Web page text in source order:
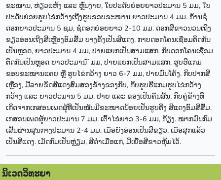
ຂະໜານ, ຫ່ຽວແຫ້ງ ແລະ ຫຼົ່ນງ່າຍ, ໃບປະດັບຍ່ອຍຍາວປະມານ 5 ມມ, ໃບ
ປະດັບຍ່ອຍຮູບໄຂ່ກວ້າງເຖີງຮູບຂອບຂະໜານ ຍາວປະມານ 4 ມມ. ກ້ານຊໍ່
ດອກຍາວປະມານ 5 ຊມ, ຊໍ່ດອກຍ່ອຍຍາວ 2-10 ມມ. ດອກສີຂາວນວນເຖີງ
ຂຽວອ່ອນເຖີງສີເຫຼືອງອົມສົ້ມ ບາງຄັ້ງເປັນສີແດງ. ກາບດອກໂຄນເຊື່ອມຕິດກັນ
ເປັນຫຼອດ, ຍາວປະມານ 4 ມມ, ປາຍແຍກເປັນສາມແສກ. ກິບດອກໂຄນເຊື່ອມ
ຕິດກັນເປັນຫຼອດ ຍາວປະມານ ໌ ມມ, ປາຍແຍກເປັນສາມແສກ, ຮູບຮີແກມ
ຂອບຂະໜານແຄບ ຫຼື ຮູບໄຂ່ກວ້າງ ຍາວ 6-7 ມມ, ປາຍມົນໂຄ້ງ. ກິບປາກສີ
ເຫຼືອງ, ມີລາຍຂິດສີແດງສົມສອງຂ້າງຂອງກິບ, ກິບຮູບຮີແກມຮູບໄຂ່ກວ້າງ
ກວ້າງ ແລະ ຍາວປະມານ 5 ມມ, ປາຍ ແລະ ຂອງເປັນຄື່ນສັ້ນ, ກິບຄູ່ຂ້າງທີ່
ເກິດຈາກເກສອນເພດຜູ້ທີ່ເປັນໜັນມີຂະໜາດນ້ອຍເປັນຮູບຕີ່ງ ສີແດງອົມສີສົ້ມ.
ເກສອນເພດຜູ້ຍາວປະມານ 7 ມມ. ເຕົ້າໄຂ່ຍາວ 3-6 ມມ, ກ້ຽງ. ໝາກມົນກົມ
ເສັ້ນຜ່ານສູນກາງປະມານ 2-4 ມມ, ເມື່ອຍັງອ່ອນເປັນສີຂຽວ, ເມື່ອສຸກແລ້ວ
ເປັນສີແດງ. ເມັດກົມເປັນຫ່ຼຽມ, ສີດຳເມື່ອແກ່, ມີເຍື້ອສີຂາວຫຸ້ມໄວ້.
ນິເວດວິທະຍາ